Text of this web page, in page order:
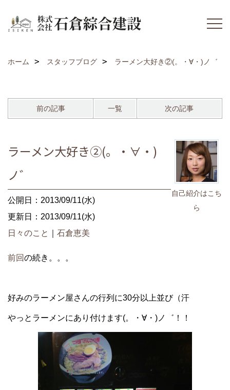
ホーム スタッフブログ ラーメン大好き②(。・∀・)ノ゛
前の記事 一覧 次の記事
自己紹介はこち
ら
ラーメン大好き②(。・∀・)
ノ゛
公開日：2013/09/11(水)
更新日：2013/09/11(水)
日々のこと
石倉恵美
前回の続き。。。
好みのラーメン屋さんの行列に30分以上並び（汗
やっとラーメンにあり付けます(。・∀・)ノ゛！！